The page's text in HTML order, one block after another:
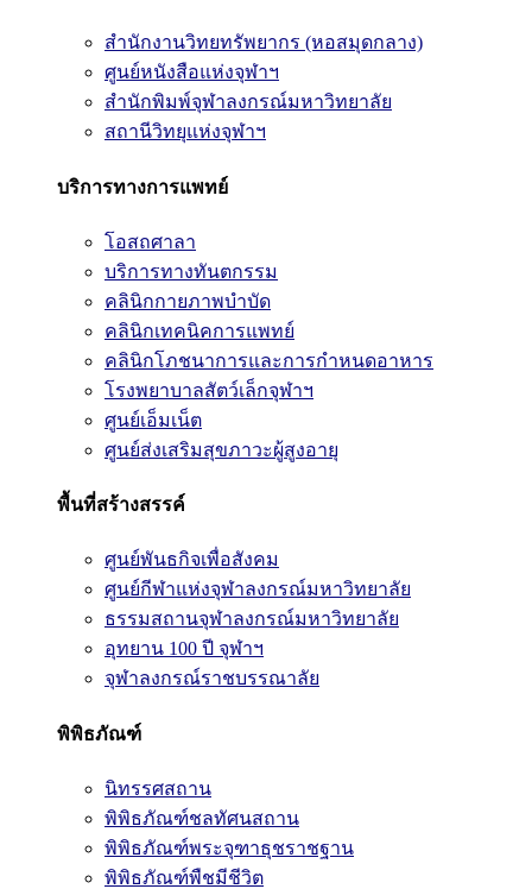
สำนักงานวิทยทรัพยากร (หอสมุดกลาง)
ศูนย์หนังสือแห่งจุฬาฯ
สำนักพิมพ์จุฬาลงกรณ์มหาวิทยาลัย
สถานีวิทยุแห่งจุฬาฯ
บริการทางการแพทย์
โอสถศาลา
บริการทางทันตกรรม
คลินิกกายภาพบำบัด
คลินิกเทคนิคการแพทย์
คลินิกโภชนาการและการกำหนดอาหาร
โรงพยาบาลสัตว์เล็กจุฬาฯ
ศูนย์เอ็มเน็ต
ศูนย์ส่งเสริมสุขภาวะผู้สูงอายุ
พื้นที่สร้างสรรค์
ศูนย์พันธกิจเพื่อสังคม
ศูนย์กีฬาแห่งจุฬาลงกรณ์มหาวิทยาลัย
ธรรมสถานจุฬาลงกรณ์มหาวิทยาลัย
อุทยาน 100 ปี จุฬาฯ
จุฬาลงกรณ์ราชบรรณาลัย
พิพิธภัณฑ์
นิทรรศสถาน
พิพิธภัณฑ์ชลทัศนสถาน
พิพิธภัณฑ์พระจุฑาธุชราชฐาน
พิพิธภัณฑ์พืชมีชีวิต